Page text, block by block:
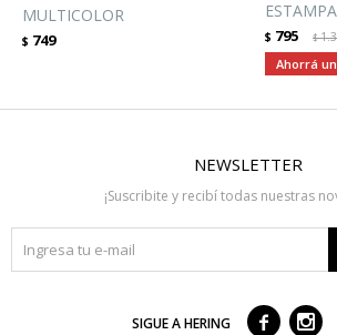
MULTICOLOR
$ 749 $ 795 $
NEWSLETTER
¡Suscribite y recibí todas nuestras
SIGUE A HERING  